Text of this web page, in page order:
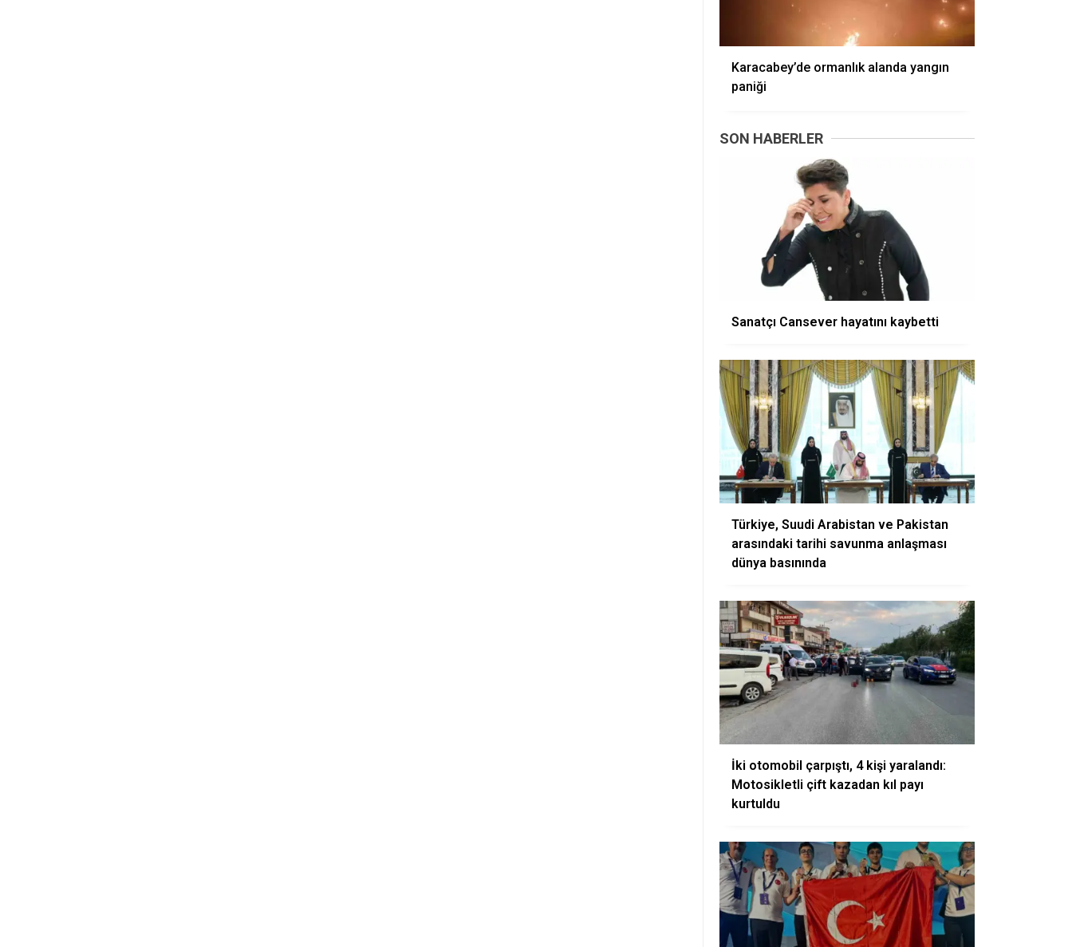
Karacabey’de ormanlık alanda yangın
paniği
SON HABERLER
Sanatçı Cansever hayatını kaybetti
Türkiye, Suudi Arabistan ve Pakistan
arasındaki tarihi savunma anlaşması
dünya basınında
İki otomobil çarpıştı, 4 kişi yaralandı:
Motosikletli çift kazadan kıl payı
kurtuldu